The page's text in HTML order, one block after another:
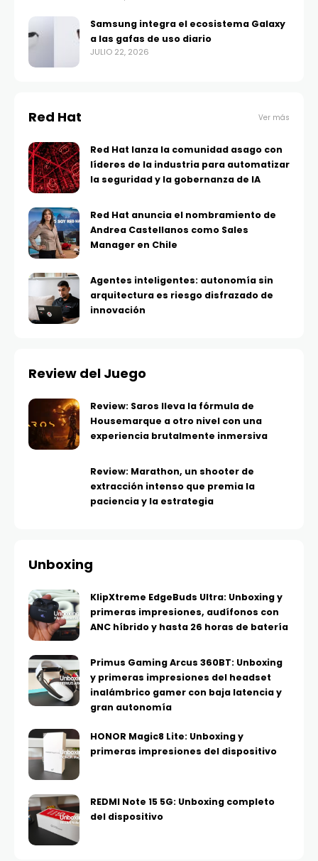
Samsung integra el ecosistema Galaxy
a las gafas de uso diario
JULIO 22, 2026
Red Hat Ver más
Red Hat lanza la comunidad asago con
líderes de la industria para automatizar
la seguridad y la gobernanza de IA
Red Hat anuncia el nombramiento de
Andrea Castellanos como Sales
Manager en Chile
Agentes inteligentes: autonomía sin
arquitectura es riesgo disfrazado de
innovación
Review del Juego
Review: Saros lleva la fórmula de
Housemarque a otro nivel con una
experiencia brutalmente inmersiva
Review: Marathon, un shooter de
extracción intenso que premia la
paciencia y la estrategia
Unboxing
KlipXtreme EdgeBuds Ultra: Unboxing y
primeras impresiones, audífonos con
ANC híbrido y hasta 26 horas de batería
Primus Gaming Arcus 360BT: Unboxing
y primeras impresiones del headset
inalámbrico gamer con baja latencia y
gran autonomía
HONOR Magic8 Lite: Unboxing y
primeras impresiones del dispositivo
REDMI Note 15 5G: Unboxing completo
del dispositivo